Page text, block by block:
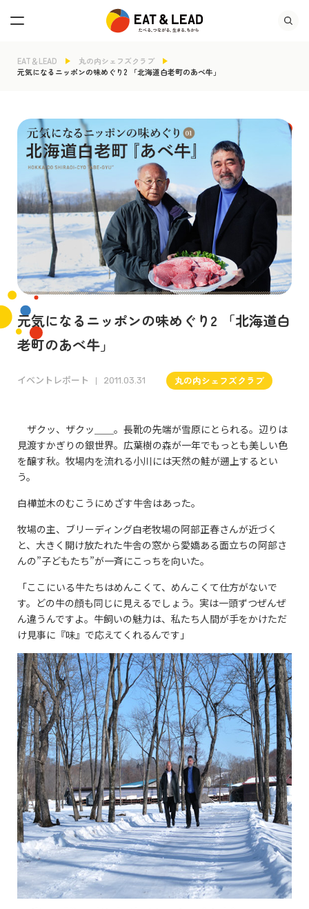
EAT＆LEAD
丸の内シェフズクラブ
元気になるニッポンの味めぐり2 「北海道白老町のあべ牛」
元気になるニッポンの味めぐり2 「北海道白
老町のあべ牛」
イベントレポート 2011.03.31 丸の内シェフズクラブ
ザクッ、ザクッ＿＿。長靴の先端が雪原にとられる。辺りは
見渡すかぎりの銀世界。広葉樹の森が一年でもっとも美しい色
を醸す秋。牧場内を流れる小川には天然の鮭が遡上するとい
う。
白樺並木のむこうにめざす牛舎はあった。
牧場の主、ブリーディング白老牧場の阿部正春さんが近づく
と、大きく開け放たれた牛舎の窓から愛嬌ある面立ちの阿部さ
んの”子どもたち”が一斉にこっちを向いた。
「ここにいる牛たちはめんこくて、めんこくて仕方がないで
す。どの牛の顔も同じに見えるでしょう。実は一頭ずつぜんぜ
ん違うんですよ。牛飼いの魅力は、私たち人間が手をかけただ
け見事に『味』で応えてくれるんです」